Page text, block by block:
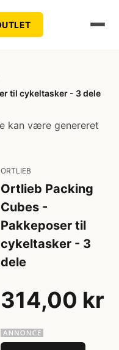
til cykeltasker - 3 dele
kan være genereret
ORTLIEB
Ortlieb Packing
Cubes -
Pakkeposer til
cykeltasker - 3
dele
314,00 kr